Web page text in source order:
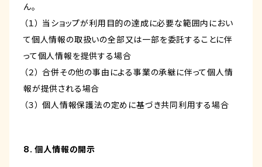
ん。
（１） 当ショップが利用目的の達成に必要な範囲内におい
て個人情報の取扱いの全部又は一部を委託することに伴
って個人情報を提供する場合
（２） 合併その他の事由による事業の承継に伴って個人情
報が提供される場合
（３） 個人情報保護法の定めに基づき共同利用する場合
8. 個人情報の開示